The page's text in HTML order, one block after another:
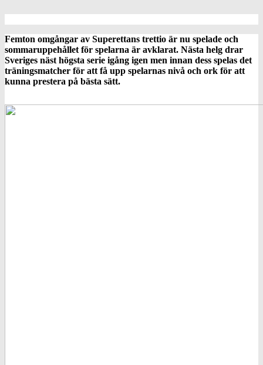
Femton omgångar av Superettans trettio är nu spelade och
sommaruppehållet för spelarna är avklarat. Nästa helg drar
Sveriges näst högsta serie igång igen men innan dess spelas det
träningsmatcher för att få upp spelarnas nivå och ork för att
kunna prestera på bästa sätt.